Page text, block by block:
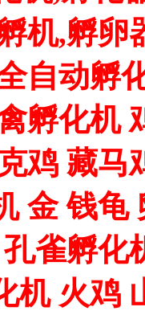
机,孵卵
自动孵
孵化机
鸡 藏马
金 钱龟
雀孵化
机 火鸡